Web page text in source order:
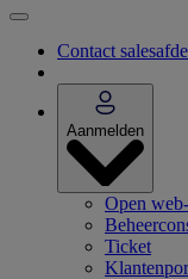
Contact
Aanmelden
Open
Ticket